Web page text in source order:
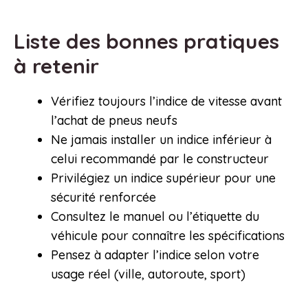
Liste des bonnes pratiques
à retenir
Vérifiez toujours l’indice de vitesse avant
l’achat de pneus neufs
Ne jamais installer un indice inférieur à
celui recommandé par le constructeur
Privilégiez un indice supérieur pour une
sécurité renforcée
Consultez le manuel ou l’étiquette du
véhicule pour connaître les spécifications
Pensez à adapter l’indice selon votre
usage réel (ville, autoroute, sport)